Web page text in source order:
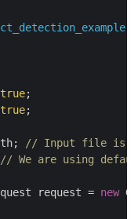
true;
true;
// Input file is
// We are using
request =
new